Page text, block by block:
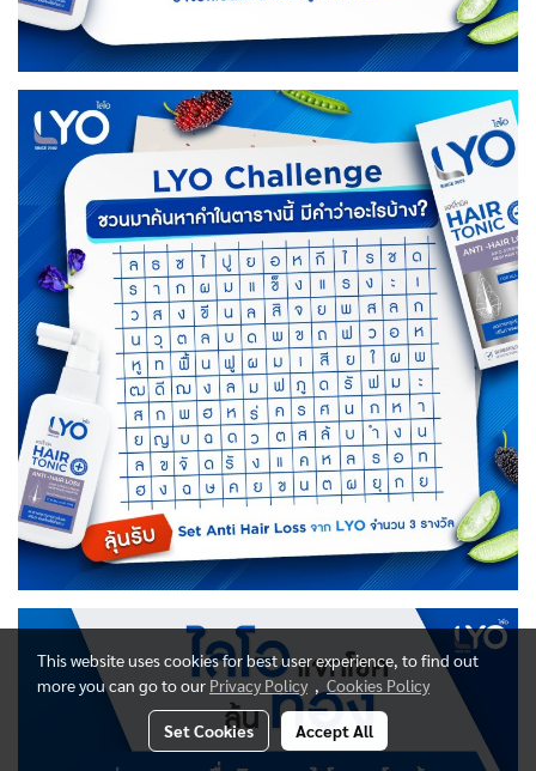
This website uses cookies for best user experience, to find out
more you can go to our Privacy Policy, Cookies Policy
Set Cookies Accept All